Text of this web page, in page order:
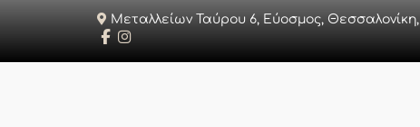
Μεταλλείων Ταύρου 6, Εύοσμος,